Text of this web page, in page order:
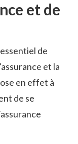
et de
de
et la
en effet à
de se